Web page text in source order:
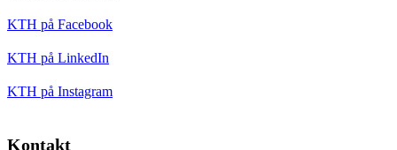
KTH på Facebook
KTH på LinkedIn
KTH på Instagram
Kontakt